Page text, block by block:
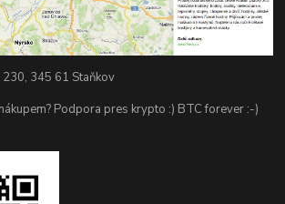
230, 345 61 Staňkov
Podpora pres krypto :) BTC forever :-)